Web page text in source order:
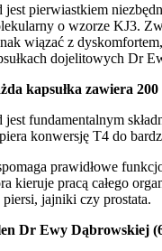
jest pierwiastkiem
o wzorze KJ3.
wiązać z
dojelitowych Dr
kapsułka zawiera
jest fundamentalnym
konwersję T4 do
prawidłowe
kieruje pracą całego
piersi, jajniki czy prostata.
Dr Ewy Dąbrowskiej